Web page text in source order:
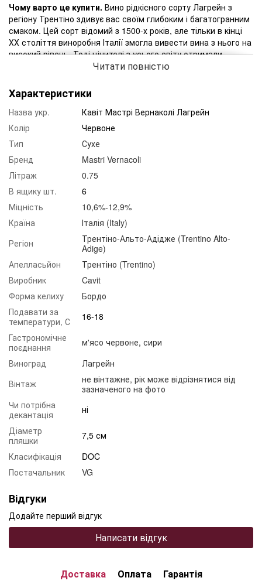
Чому варто це купити. Вино рідкісного сорту Лагрейн з
регіону Трентіно здивує вас своїм глибоким і багатогранним
смаком. Цей сорт відомий з 1500-х років, але тільки в кінці
ХХ століття виноробня Італії змогла вивести вина з нього на
високий рівень. Тоді цінителі з усього світу отримали
можливість насолоджуватися червоним сухим вином Кавіт
своєю приємною солодкістю і неоднозначністю смаку.
Читати повністю
Характеристики
Назва укр.
Кавіт Мастрі Вернаколі Лагрейн
Колір
Червоне
Тип
Сухе
Бренд
Mastri Vernacoli
Літраж
0.75
В ящику шт.
6
Міцність
10,6%-12,9%
Країна
Італія (Italy)
Регіон
Трентіно-Альто-Адідже (Trentino Alto-
Adige)
Апелласьйон
Трентіно (Trentino)
Виробник
Cavit
Форма келиху
Бордо
Подавати за
температури, С
16-18
Гастрономічне
поєднання
м'ясо червоне, сири
Виноград
Лагрейн
Вінтаж
не вінтажне, рік може відрізнятися від
зазначеного на фото
Чи потрібна
декантація
ні
Діаметр
пляшки
7,5 см
Класифікація
DOC
Постачальник
VG
Відгуки
Додайте перший відгук
Написати відгук
Доставка Оплата Гарантія